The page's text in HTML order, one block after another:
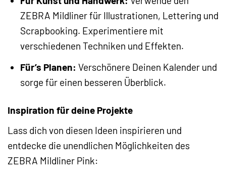
ZEBRA Mildliner für Illustrationen, Lettering und
Scrapbooking. Experimentiere mit
verschiedenen Techniken und Effekten.
Für’s Planen: Verschönere Deinen Kalender und
sorge für einen besseren Überblick.
Inspiration für deine Projekte
Lass dich von diesen Ideen inspirieren und
entdecke die unendlichen Möglichkeiten des
ZEBRA Mildliner Pink: